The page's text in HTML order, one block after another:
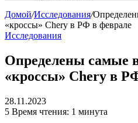
Домой/Исследования/
«кроссы» Chery в РФ в феврале
Исследования
Определены самые
«кроссы» Chery в
28.11.2023
5 Время чтения: 1 минута